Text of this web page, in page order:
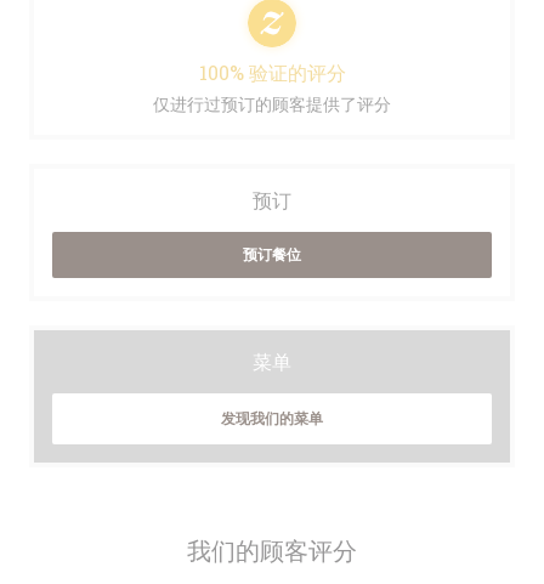
我们的顾客评分
100% 验证的评分
仅进行过预订的顾客提供了评分
预订
预订餐位
菜单
发现我们的菜单